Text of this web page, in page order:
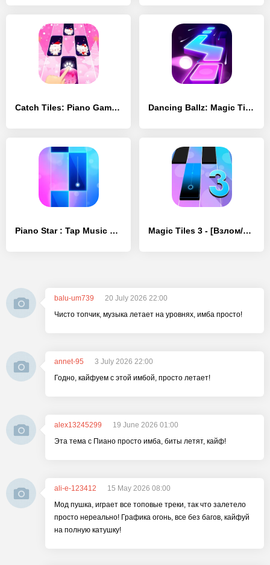
Catch Tiles: Piano Game - [Взлом/МОД Все открыто] Dancing Ballz: Magic Tiles - [Взлом/МОД Меню]
Piano Star : Tap Music Tiles - [Взлом/МОД Все открыто] Magic Tiles 3 - [Взлом/МОД Меню]
balu-um739
20 July 2026 22:00
Чисто топчик, музыка летает на уровнях, имба просто!
annet-95
3 July 2026 22:00
Годно, кайфуем с этой имбой, просто летает!
alex13245299
19 June 2026 01:00
Эта тема с Пиано просто имба, биты летят, кайф!
ali-e-123412
15 May 2026 08:00
Мод пушка, играет все топовые треки, так что залетело
просто нереально! Графика огонь, все без багов, кайфуй
на полную катушку!